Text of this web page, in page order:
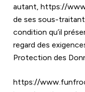
autant, https://
de ses sous-
condition qu’il
regard des
Protection des
https://